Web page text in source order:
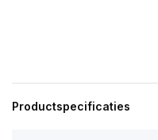
Productspecificaties